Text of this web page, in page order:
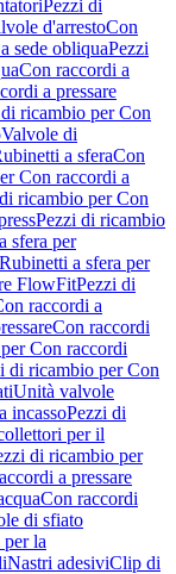
Pezzi di
d'arrestoCon
sede obliquaPezzi
Con raccordi a
a pressare
ricambio per Con
Valvole di
a sferaCon
Con raccordi a
ricambio per Con
Pezzi di ricambio
sfera per
a sfera per
FlowFitPezzi di
raccordi a
Con raccordi
Con raccordi
di ricambio per Con
Unità valvole
incassoPezzi di
per il
di ricambio per
a pressare
Con raccordi
di sfiato
la
Nastri adesiviClip di